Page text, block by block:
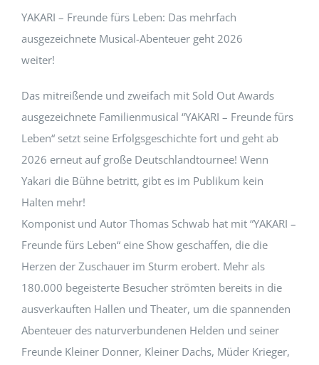
YAKARI – Freunde fürs Leben: Das mehrfach
ausgezeichnete Musical-Abenteuer geht 2026
weiter!
Das mitreißende und zweifach mit Sold Out Awards
ausgezeichnete Familienmusical “YAKARI – Freunde fürs
Leben“ setzt seine Erfolgsgeschichte fort und geht ab
2026 erneut auf große Deutschlandtournee! Wenn
Yakari die Bühne betritt, gibt es im Publikum kein
Halten mehr!
Komponist und Autor Thomas Schwab hat mit “YAKARI –
Freunde fürs Leben“ eine Show geschaffen, die die
Herzen der Zuschauer im Sturm erobert. Mehr als
180.000 begeisterte Besucher strömten bereits in die
ausverkauften Hallen und Theater, um die spannenden
Abenteuer des naturverbundenen Helden und seiner
Freunde Kleiner Donner, Kleiner Dachs, Müder Krieger,